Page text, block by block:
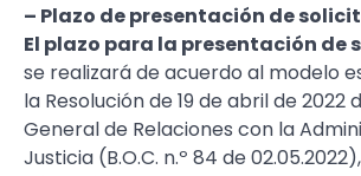
– Plazo de presentación de
El plazo para la presentación de
se realizará de acuerdo al modelo
la Resolución de 19 de abril de 2022
General de Relaciones con la
Justicia (B.O.C. n.º 84 de 02.05.2022),